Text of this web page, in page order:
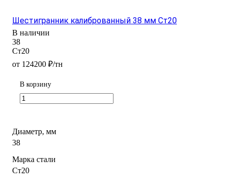
Шестигранник калиброванный 38 мм Ст20
В наличии
38
Ст20
от 124200 ₽/тн
В корзину
Диаметр, мм
38
Марка стали
Ст20